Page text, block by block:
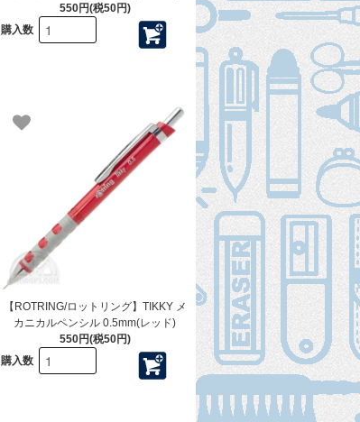
550円(税50円)
購入数
【ROTRING/ロットリング】TIKKY メ
カニカルペンシル 0.5mm(レッド)
550円(税50円)
購入数